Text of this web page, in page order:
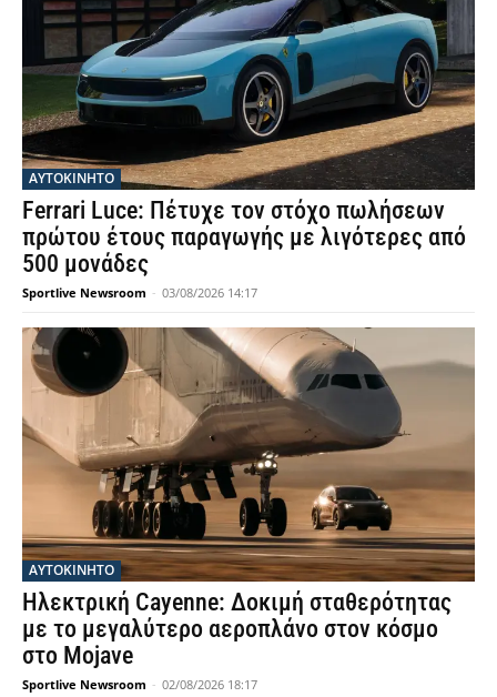
ΑΥΤΟΚΙΝΗΤΟ
Ferrari Luce: Πέτυχε τον στόχο πωλήσεων
πρώτου έτους παραγωγής με λιγότερες από
500 μονάδες
Sportlive Newsroom - 03/08/2026 14:17
ΑΥΤΟΚΙΝΗΤΟ
Ηλεκτρική Cayenne: Δοκιμή σταθερότητας
με το μεγαλύτερο αεροπλάνο στον κόσμο
στο Mojave
Sportlive Newsroom - 02/08/2026 18:17